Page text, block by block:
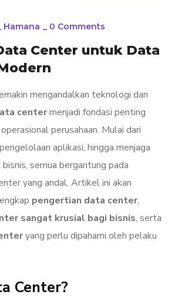
Hamana _ 0 Comments
Center untuk Data
mengandalkan teknologi dan
centermenjadi fondasi penting
perusahaan. Mulai dari
aplikasi, hingga menjaga
semua bergantung pada
yang andal. Artikel ini akan
pengertian data center,
sangat krusial bagi bisnis, serta
yang perlu dipahami oleh pelaku
Center?